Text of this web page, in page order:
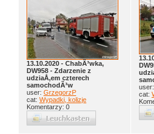
13.10.2020 - ChabÃ³wka,
DW958 - Zdarzenie z
udziaÅ‚em czterech
samochodÃ³w
user: GrzegorzP
cat: Wypadki, kolizje
Komentarzy: 0
cat: